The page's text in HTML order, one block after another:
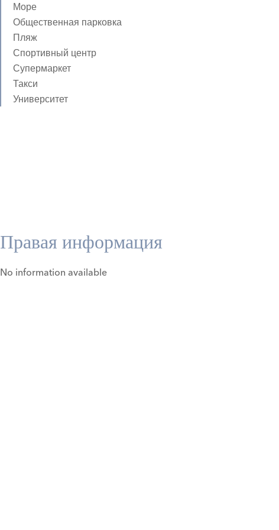
Море
Общественная парковка
Пляж
Спортивный центр
Супермаркет
Такси
Университет
Правая информация
No information available